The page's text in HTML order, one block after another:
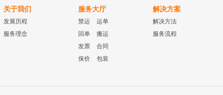
关于我们
发展历程
服务理念
服务大厅
禁运
运单
回单
搬运
发票
合同
保价
包装
解决方案
解决方法
服务流程